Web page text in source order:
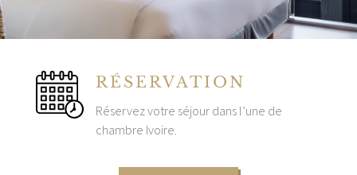
RÉSERVATION
Réservez votre séjour dans l’une de
chambre Ivoire.